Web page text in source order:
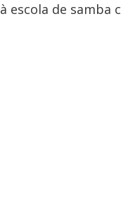
de samba